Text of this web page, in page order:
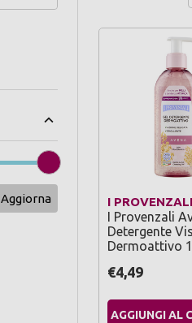
Aggiorna I PROVENZALI
I Provenzali
Detergente
Dermoattivo
€4,49
AGGIUNGI AL